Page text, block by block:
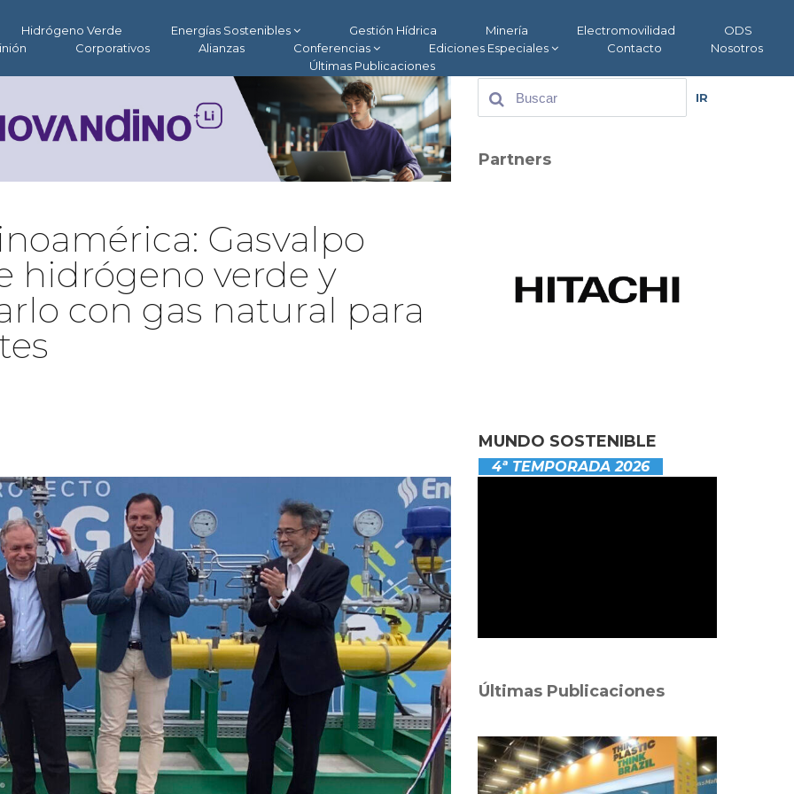
Hidrógeno Verde Energías Sostenibles Gestión Hídrica Minería Electromovilidad
ODS
Corporativos Alianzas Conferencias Ediciones Especiales Contacto
Nosotros
Últimas Publicaciones
Gasvalpo
hidrógeno verde y
con gas natural para
IR
Partners
MUNDO SOSTENIBLE
4ª TEMPORADA 2026
Últimas Publicaciones